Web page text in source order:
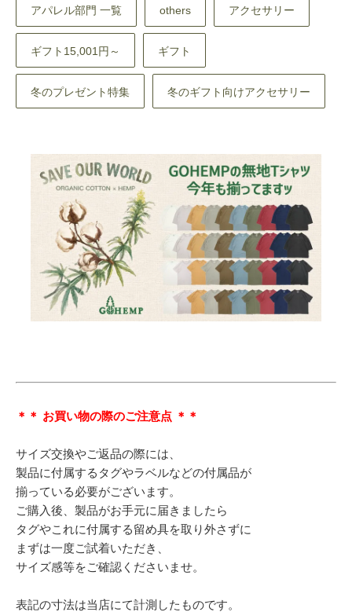
アパレル部門 一覧 others アクセサリー
ギフト15,001円～ ギフト
冬のプレゼント特集 冬のギフト向けアクセサリー
＊＊ お買い物の際のご注意点 ＊＊
サイズ交換やご返品の際には、
製品に付属するタグやラベルなどの付属品が
揃っている必要がございます。
ご購入後、製品がお手元に届きましたら
タグやこれに付属する留め具を取り外さずに
まずは一度ご試着いただき、
サイズ感等をご確認くださいませ。
表記の寸法は当店にて計測したものです。